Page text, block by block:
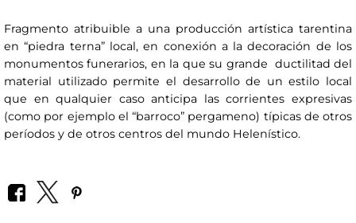
Fragmento atribuible a una producción artística tarentina
en “piedra terna” local, en conexión a la decoración de los
monumentos funerarios, en la que su grande ductilitad del
material utilizado permite el desarrollo de un estilo local
que en qualquier caso anticipa las corrientes expresivas
(como por ejemplo el “barroco” pergameno) típicas de otros
períodos y de otros centros del mundo Helenístico.